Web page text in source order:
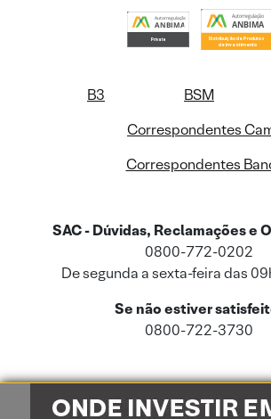
B3 BSM
Correspondentes
Correspondentes
SAC - Dúvidas, Reclamações e
0800-772-0202
De segunda a sexta-feira das
Se não estiver
0800-722-3730
Este site usa cookies e dados pessoais de acordo
Cookies
e a nossaPolítica de